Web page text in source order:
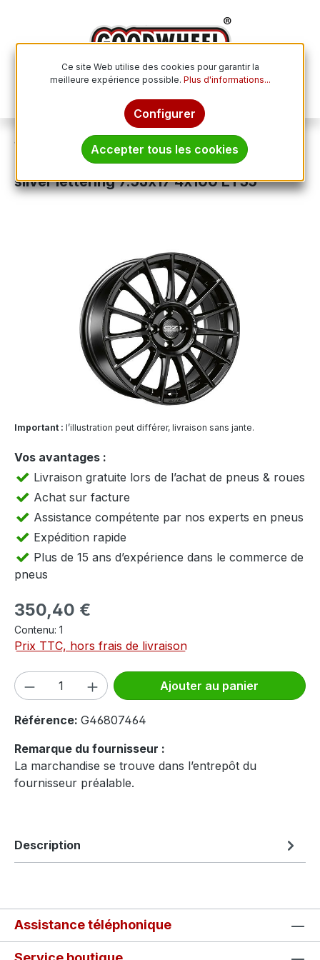
Jantes Jantes en aluminium
OZ SUPERTURISMO LM matt black +
silver lettering 7.5Jx17 4x100 ET35
Ignorer la galerie d'images
Important : l’illustration peut différer, livraison sans jante.
Vos avantages :
Livraison gratuite lors de l’achat de pneus & roues
Achat sur facture
Assistance compétente par nos experts en pneus
Expédition rapide
Plus de 15 ans d’expérience dans le commerce de
pneus
Prix régulier :
350,40 €
Contenu: 1
Prix TTC, hors frais de livraison
Quantité de produit : Entrez la
Ajouter au panier
Référence: G46807464
Remarque du fournisseur :
La marchandise se trouve dans l’entrepôt du
fournisseur préalable.
Description
Assistance téléphonique
Ce site Web utilise des cookies pour garantir la
meilleure expérience possible. Plus d'informations...
Configurer
Accepter tous les cookies